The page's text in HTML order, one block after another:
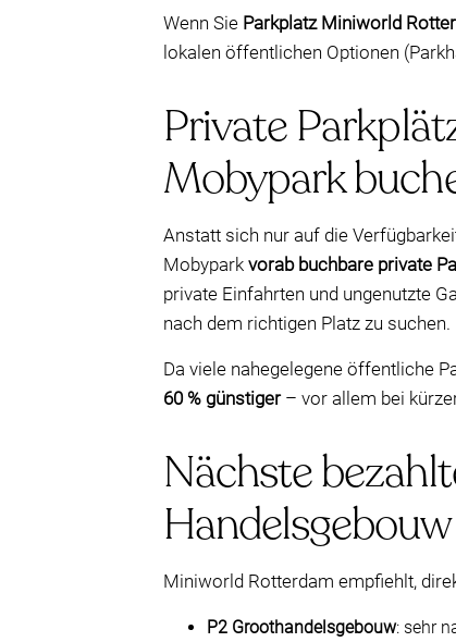
Wenn Sie Parkplatz Miniworld
lokalen öffentlichen Optionen
Private
Mobypark
Anstatt sich nur auf die
Mobypark vorab buchbare private
private Einfahrten und ungenutzte
nach dem richtigen Platz zu suchen.
Da viele nahegelegene öffentliche
60 % günstiger– vor allem bei
Nächste
Handelsgebouw
Miniworld Rotterdam empfiehlt,
P2 Groothandelsgebouw: sehr